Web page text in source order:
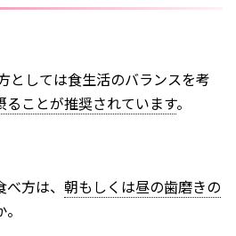
としては食生活のバランスを考
ることが推奨されています。
方は、 朝もしくは昼の歯磨きの